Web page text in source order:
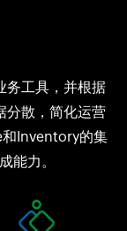
务工具，并根据
分散，简化运营
Inventory的集
能力。